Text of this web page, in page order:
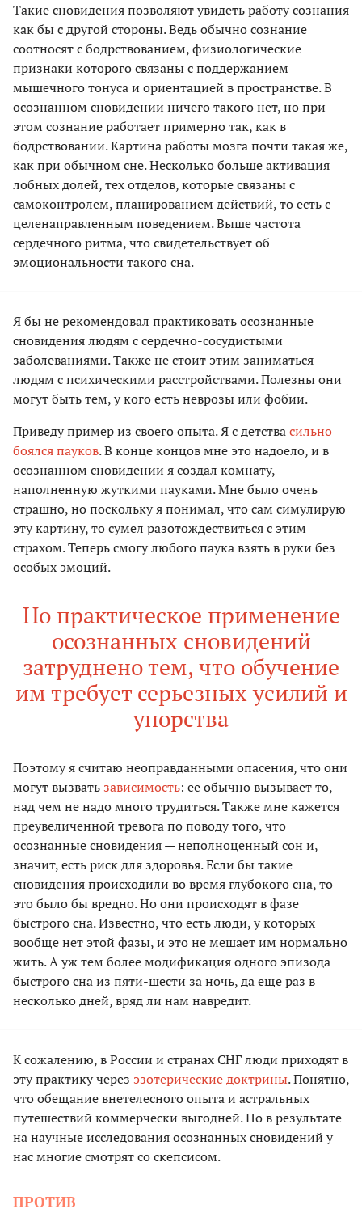
Такие сновидения позволяют увидеть работу сознания
как бы с другой стороны. Ведь обычно сознание
соотносят с бодрствованием, физиологические
признаки которого связаны с поддержанием
мышечного тонуса и ориентацией в пространстве. В
осознанном сновидении ничего такого нет, но при
этом сознание работает примерно так, как в
бодрствовании. Картина работы мозга почти такая же,
как при обычном сне. Несколько больше активация
лобных долей, тех отделов, которые связаны с
самоконтролем, планированием действий, то есть с
целенаправленным поведением. Выше частота
сердечного ритма, что свидетельствует об
эмоциональности такого сна.
Я бы не рекомендовал практиковать осознанные
сновидения людям с сердечно-сосудистыми
заболеваниями. Также не стоит этим заниматься
людям с психическими расстройствами. Полезны они
могут быть тем, у кого есть неврозы или фобии.
Приведу пример из своего опыта. Я с детствасильно
боялся пауков. В конце концов мне это надоело, и в
осознанном сновидении я создал комнату,
наполненную жуткими пауками. Мне было очень
страшно, но поскольку я понимал, что сам симулирую
эту картину, то сумел разотождествиться с этим
страхом. Теперь смогу любого паука взять в руки без
особых эмоций.
Но практическое применение
осознанных сновидений
затруднено тем, что обучение
им требует серьезных усилий и
упорства
Поэтому я считаю неоправданными опасения, что они
могут вызватьзависимость: ее обычно вызывает то,
над чем не надо много трудиться. Также мне кажется
преувеличенной тревога по поводу того, что
осознанные сновидения — неполноценный сон и,
значит, есть риск для здоровья. Если бы такие
сновидения происходили во время глубокого сна, то
это было бы вредно. Но они происходят в фазе
быстрого сна. Известно, что есть люди, у которых
вообще нет этой фазы, и это не мешает им нормально
жить. А уж тем более модификация одного эпизода
быстрого сна из пяти-шести за ночь, да еще раз в
несколько дней, вряд ли нам навредит.
К сожалению, в России и странах СНГ люди приходят в
эту практику через эзотерические доктрины. Понятно,
что обещание внетелесного опыта и астральных
путешествий коммерчески выгодней. Но в результате
на научные исследования осознанных сновидений у
нас многие смотрят со скепсисом.
ПРОТИВ